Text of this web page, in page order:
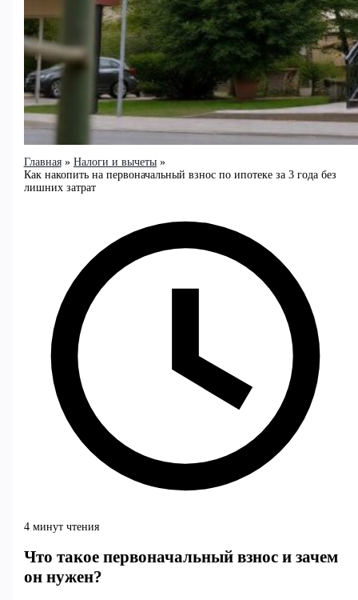
Главная
Налоги и вычеты
Как накопить на первоначальный взнос по ипотеке за 3 года без
лишних затрат
4 минут чтения
Что такое первоначальный взнос и зачем
он нужен?